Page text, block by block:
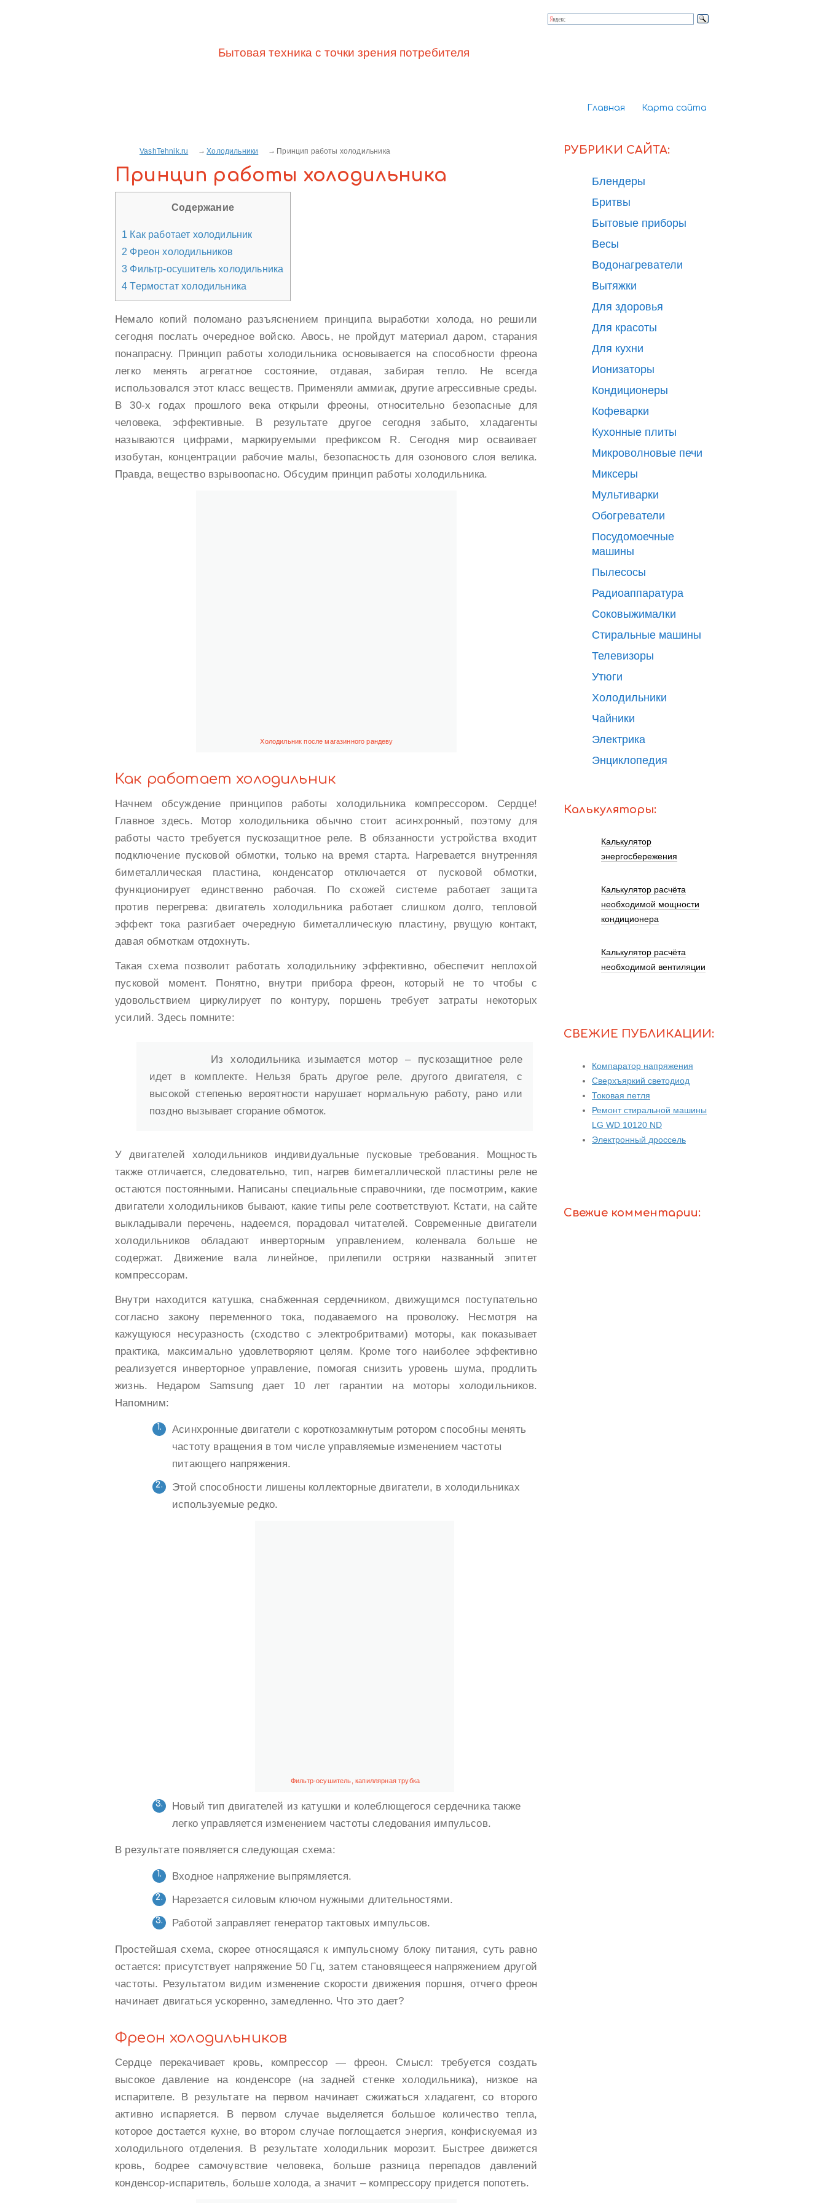
Главная Карта сайта
Бытовая техника с точки зрения потребителя
VashTehnik.ru Холодильники Принцип работы холодильника
Принцип работы холодильника
Содержание
1 Как работает холодильник
2 Фреон холодильников
3 Фильтр-осушитель холодильника
4 Термостат холодильника
Немало копий поломано разъяснением принципа выработки холода, но решили
сегодня послать очередное войско. Авось, не пройдут материал даром, старания
понапрасну. Принцип работы холодильника основывается на способности фреона
легко менять агрегатное состояние, отдавая, забирая тепло. Не всегда
использовался этот класс веществ. Применяли аммиак, другие агрессивные среды.
В 30-х годах прошлого века открыли фреоны, относительно безопасные для
человека, эффективные. В результате другое сегодня забыто, хладагенты
называются цифрами, маркируемыми префиксом R. Сегодня мир осваивает
изобутан, концентрации рабочие малы, безопасность для озонового слоя велика.
Правда, вещество взрывоопасно. Обсудим принцип работы холодильника.
Холодильник после магазинного рандеву
Как работает холодильник
Начнем обсуждение принципов работы холодильника компрессором. Сердце!
Главное здесь. Мотор холодильника обычно стоит асинхронный, поэтому для
работы часто требуется пускозащитное реле. В обязанности устройства входит
подключение пусковой обмотки, только на время старта. Нагревается внутренняя
биметаллическая пластина, конденсатор отключается от пусковой обмотки,
функционирует единственно рабочая. По схожей системе работает защита
против перегрева: двигатель холодильника работает слишком долго, тепловой
эффект тока разгибает очередную биметаллическую пластину, рвущую контакт,
давая обмоткам отдохнуть.
Такая схема позволит работать холодильнику эффективно, обеспечит неплохой
пусковой момент. Понятно, внутри прибора фреон, который не то чтобы с
удовольствием циркулирует по контуру, поршень требует затраты некоторых
усилий. Здесь помните:
Из холодильника изымается мотор – пускозащитное реле
идет в комплекте. Нельзя брать другое реле, другого двигателя, с
высокой степенью вероятности нарушает нормальную работу, рано или
поздно вызывает сгорание обмоток.
У двигателей холодильников индивидуальные пусковые требования. Мощность
также отличается, следовательно, тип, нагрев биметаллической пластины реле не
остаются постоянными. Написаны специальные справочники, где посмотрим, какие
двигатели холодильников бывают, какие типы реле соответствуют. Кстати, на сайте
выкладывали перечень, надеемся, порадовал читателей. Современные двигатели
холодильников обладают инверторным управлением, коленвала больше не
содержат. Движение вала линейное, прилепили остряки названный эпитет
компрессорам.
Внутри находится катушка, снабженная сердечником, движущимся поступательно
согласно закону переменного тока, подаваемого на проволоку. Несмотря на
кажущуюся несуразность (сходство с электробритвами) моторы, как показывает
практика, максимально удовлетворяют целям. Кроме того наиболее эффективно
реализуется инверторное управление, помогая снизить уровень шума, продлить
жизнь. Недаром Samsung дает 10 лет гарантии на моторы холодильников.
Напомним:
Асинхронные двигатели с короткозамкнутым ротором способны менять
частоту вращения в том числе управляемые изменением частоты
питающего напряжения.
Этой способности лишены коллекторные двигатели, в холодильниках
используемые редко.
Фильтр-осушитель, капиллярная трубка
Новый тип двигателей из катушки и колеблющегося сердечника также
легко управляется изменением частоты следования импульсов.
В результате появляется следующая схема:
Входное напряжение выпрямляется.
Нарезается силовым ключом нужными длительностями.
Работой заправляет генератор тактовых импульсов.
Простейшая схема, скорее относящаяся к импульсному блоку питания, суть равно
остается: присутствует напряжение 50 Гц, затем становящееся напряжением другой
частоты. Результатом видим изменение скорости движения поршня, отчего фреон
начинает двигаться ускоренно, замедленно. Что это дает?
Фреон холодильников
Сердце перекачивает кровь, компрессор — фреон. Смысл: требуется создать
высокое давление на конденсоре (на задней стенке холодильника), низкое на
испарителе. В результате на первом начинает сжижаться хладагент, со второго
активно испаряется. В первом случае выделяется большое количество тепла,
которое достается кухне, во втором случае поглощается энергия, конфискуемая из
холодильного отделения. В результате холодильник морозит. Быстрее движется
кровь, бодрее самочувствие человека, больше разница перепадов давлений
конденсор-испаритель, больше холода, а значит – компрессору придется попотеть.
РУБРИКИ САЙТА:
Блендеры
Бритвы
Бытовые приборы
Весы
Водонагреватели
Вытяжки
Для здоровья
Для красоты
Для кухни
Ионизаторы
Кондиционеры
Кофеварки
Кухонные плиты
Микроволновые печи
Миксеры
Мультиварки
Обогреватели
Посудомоечные
машины
Пылесосы
Радиоаппаратура
Соковыжималки
Стиральные машины
Телевизоры
Утюги
Холодильники
Чайники
Электрика
Энциклопедия
Калькуляторы:
Калькулятор
энергосбережения
Калькулятор расчёта
необходимой мощности
кондиционера
Калькулятор расчёта
необходимой вентиляции
СВЕЖИЕ ПУБЛИКАЦИИ:
Компаратор напряжения
Сверхъяркий светодиод
Токовая петля
Ремонт стиральной машины
LG WD 10120 ND
Электронный дроссель
Свежие комментарии: